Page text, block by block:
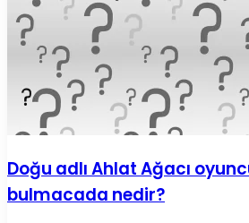
Doğu adlı Ahlat Ağacı
bulmacada nedir?